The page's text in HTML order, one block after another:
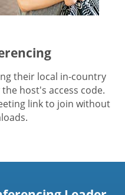
their local in-country
host's access code.
link to join without